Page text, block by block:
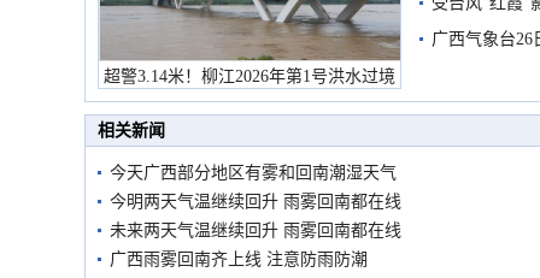
超警3.14米！柳江2026年第1号洪水过境
市民在堤岸见证汛况
有较强降雨
广西气象台26
相关新闻
今天广西部分地区有雾和回南潮湿天气
今明两天气温继续回升 雨雾回南都在线
未来两天气温继续回升 雨雾回南都在线
广西雨雾回南齐上线 注意防雨防潮